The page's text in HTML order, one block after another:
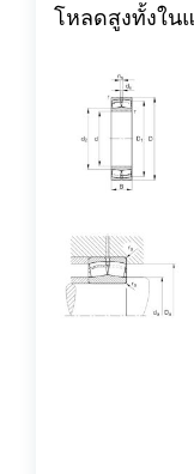
โหลดสูงทั้งใน